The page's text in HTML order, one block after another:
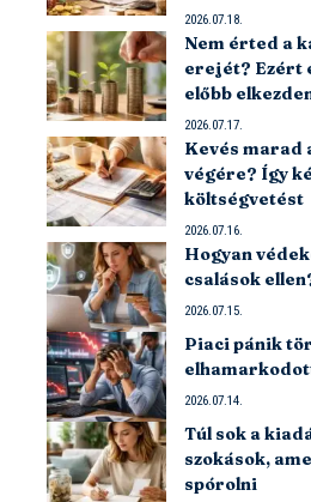
2026.07.18.
Nem érted a
erejét? Ezért
előbb
2026.07.17.
Kevés marad
végére? Így
költségvetést
2026.07.16.
Hogyan
csalások
2026.07.15.
Piaci pánik
2026.07.14.
Túl sok a
szokások,
spórolni